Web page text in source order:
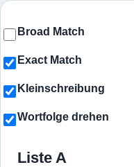
Broad Match
Exact Match
Kleinschreibung
Wortfolge drehen
Liste A